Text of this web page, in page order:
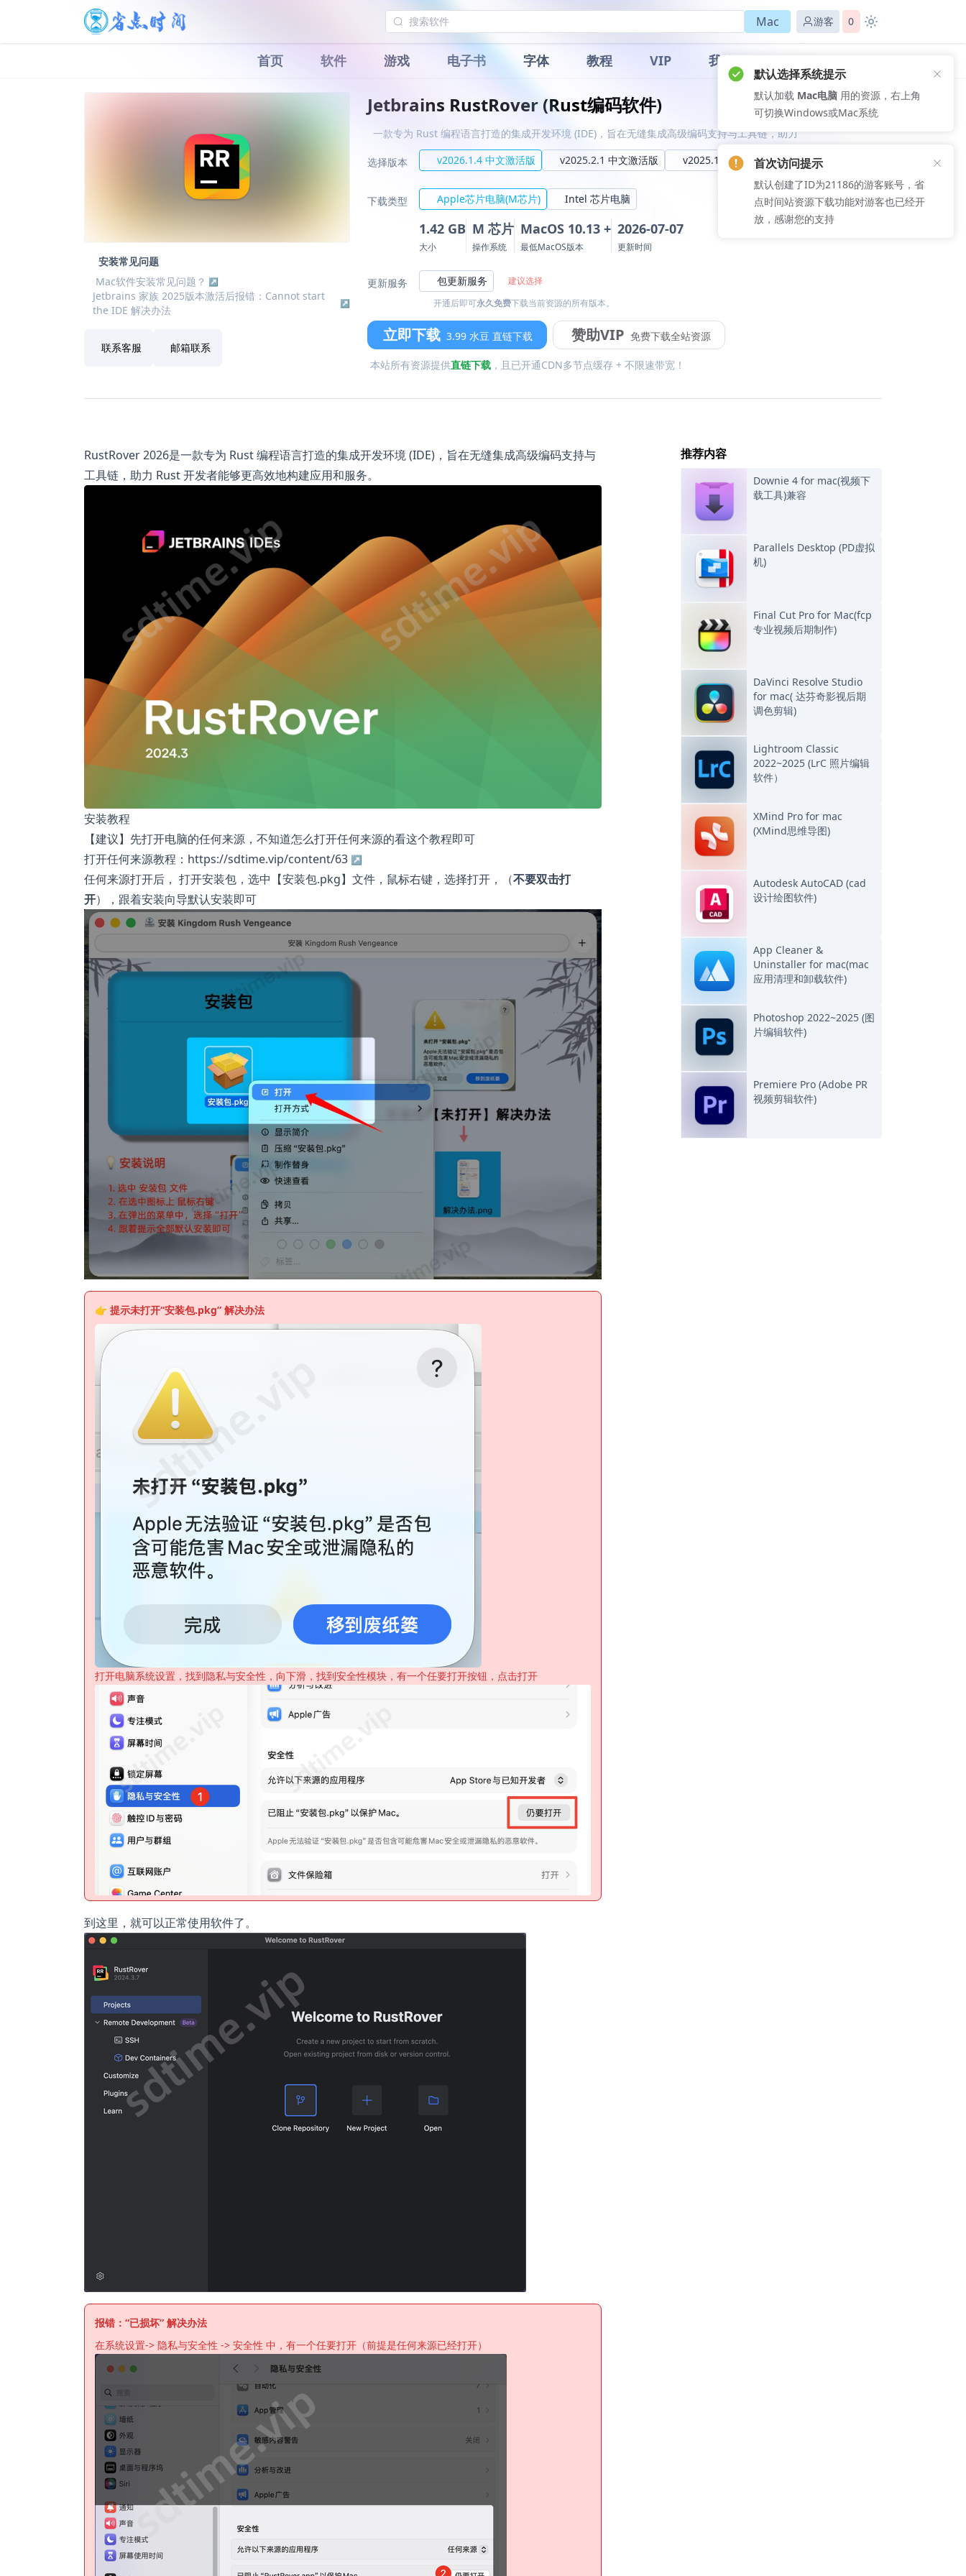
Mac 游客 0
首页 软件 游戏 电子书 字体 教程 VIP 我的
安装常见问题
Mac软件安装常见问题？
Jetbrains 家族 2025版本激活后报错：Cannot start
the IDE 解决办法
联系客服 邮箱联系
Jetbrains RustRover (Rust编码软件)
一款专为 Rust 编程语言打造的集成开发环境 (IDE)，旨在无缝集成高级编码支持与工具链，助力
选择版本 v2026.1.4 中文激活版 v2025.2.1 中文激活版 v2025.1 中文激活版 v2024.3.7激活版
下载类型 Apple芯片电脑(M芯片) Intel 芯片电脑
1.42 GB
大小
M 芯片
操作系统
MacOS 10.13 +
最低MacOS版本
2026-07-07
更新时间
更新服务 包更新服务
建议选择
开通后即可永久免费下载当前资源的所有版本。
立即下载 3.99 水豆 直链下载 赞助VIP 免费下载全站资源
本站所有资源提供直链下载 ，且已开通CDN多节点缓存 + 不限速带宽！
RustRover 2026是一款专为 Rust 编程语言打造的集成开发环境 (IDE)，旨在无缝集成高级编码支持与
工具链，助力 Rust 开发者能够更高效地构建应用和服务。
安装教程
【建议】先打开电脑的任何来源，不知道怎么打开任何来源的看这个教程即可
打开任何来源教程：https://sdtime.vip/content/63
任何来源打开后， 打开安装包，选中【安装包.pkg】文件，鼠标右键，选择打开，（不要双击打
开），跟着安装向导默认安装即可
👉 提示未打开“安装包.pkg” 解决办法
打开电脑系统设置，找到隐私与安全性，向下滑，找到安全性模块，有一个任要打开按钮，点击打开
到这里，就可以正常使用软件了。
报错：“已损坏” 解决办法
在系统设置-> 隐私与安全性 -> 安全性 中，有一个任要打开（前提是任何来源已经打开）
推荐内容
Downie 4 for mac(视频下
载工具)兼容
Parallels Desktop (PD虚拟
机)
Final Cut Pro for Mac(fcp
专业视频后期制作)
DaVinci Resolve Studio
for mac( 达芬奇影视后期
调色剪辑)
Lightroom Classic
2022~2025 (LrC 照片编辑
软件）
XMind Pro for mac
(XMind思维导图)
Autodesk AutoCAD (cad
设计绘图软件)
App Cleaner &
Uninstaller for mac(mac
应用清理和卸载软件)
Photoshop 2022~2025 (图
片编辑软件)
Premiere Pro (Adobe PR
视频剪辑软件)
首次访问提示
默认创建了ID为21186的游客账号，省
点时间站资源下载功能对游客也已经开
放，感谢您的支持